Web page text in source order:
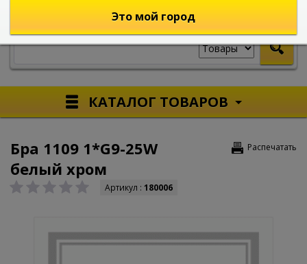
КАТАЛОГ ТОВАРОВ
Распечатать
Бра 1109 1*G9-25W
белый хром
Артикул : 180006
Это мой город